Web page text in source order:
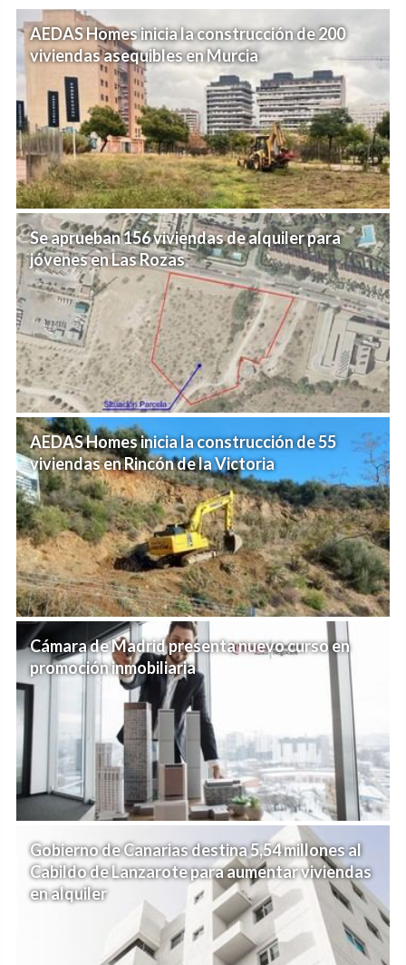
AEDAS Homes inicia la construcción de 200
viviendas asequibles en Murcia
Se aprueban 156 viviendas de alquiler para
jóvenes en Las Rozas
AEDAS Homes inicia la construcción de 55
viviendas en Rincón de la Victoria
Cámara de Madrid presenta nuevo curso en
promoción inmobiliaria
Gobierno de Canarias destina 5,54 millones al
Cabildo de Lanzarote para aumentar viviendas
en alquiler